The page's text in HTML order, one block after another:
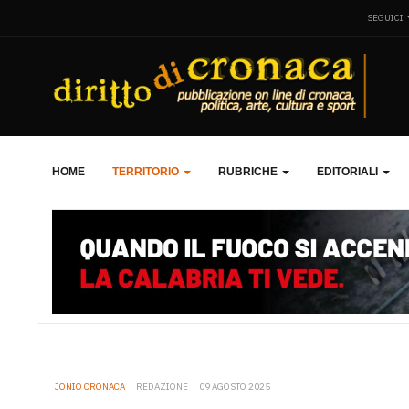
SEGUICI
HOME TERRITORIO RUBRICHE EDITORIALI
JONIO CRONACA REDAZIONE 09 AGOSTO 2025